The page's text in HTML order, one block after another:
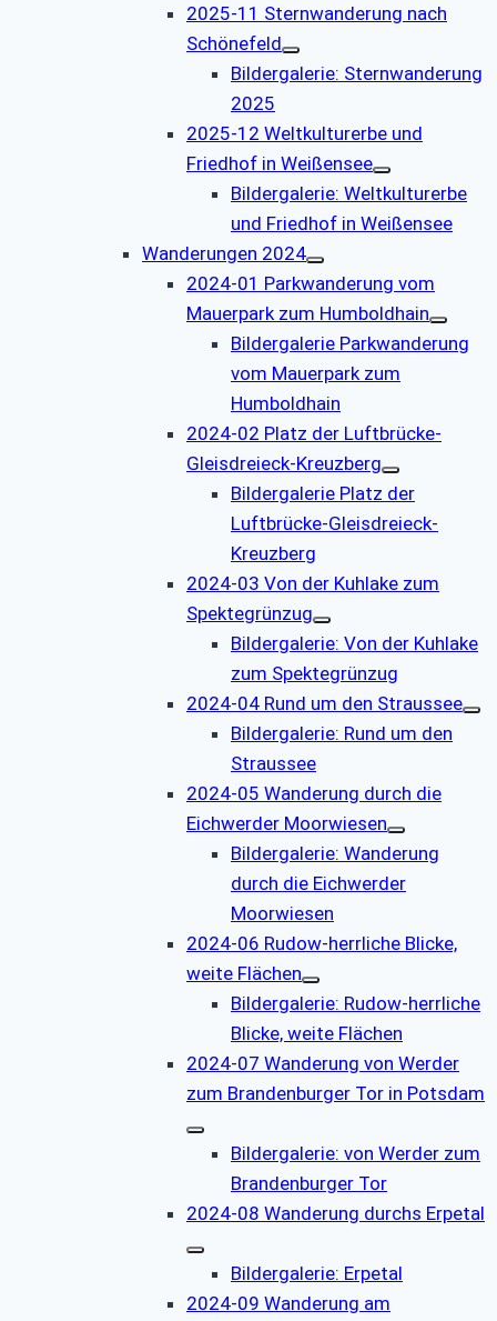
2025-11 Sternwanderung nach
Schönefeld
Bildergalerie: Sternwanderung
2025
2025-12 Weltkulturerbe und
Friedhof in Weißensee
Bildergalerie: Weltkulturerbe
und Friedhof in Weißensee
Wanderungen 2024
2024-01 Parkwanderung vom
Mauerpark zum Humboldhain
Bildergalerie Parkwanderung
vom Mauerpark zum
Humboldhain
2024-02 Platz der Luftbrücke-
Gleisdreieck-Kreuzberg
Bildergalerie Platz der
Luftbrücke-Gleisdreieck-
Kreuzberg
2024-03 Von der Kuhlake zum
Spektegrünzug
Bildergalerie: Von der Kuhlake
zum Spektegrünzug
2024-04 Rund um den Straussee
Bildergalerie: Rund um den
Straussee
2024-05 Wanderung durch die
Eichwerder Moorwiesen
Bildergalerie: Wanderung
durch die Eichwerder
Moorwiesen
2024-06 Rudow-herrliche Blicke,
weite Flächen
Bildergalerie: Rudow-herrliche
Blicke, weite Flächen
2024-07 Wanderung von Werder
zum Brandenburger Tor in Potsdam
Bildergalerie: von Werder zum
Brandenburger Tor
2024-08 Wanderung durchs Erpetal
Bildergalerie: Erpetal
2024-09 Wanderung am